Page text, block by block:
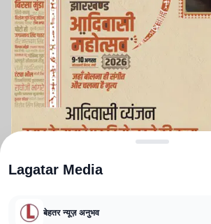
Lagatar Media
बेहतर न्यूज़ अनुभव